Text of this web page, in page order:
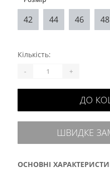
ОСНОВНІ
42 44 46 48
Кількість:
- +
ДО
ШВИДКЕ